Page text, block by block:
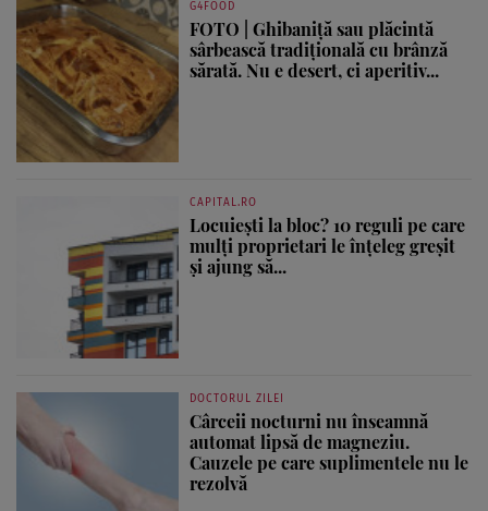
G4FOOD
FOTO | Ghibaniță sau plăcintă
sârbească tradițională cu brânză
sărată. Nu e desert, ci aperitiv...
CAPITAL.RO
Locuiești la bloc? 10 reguli pe care
mulți proprietari le înțeleg greșit
și ajung să...
DOCTORUL ZILEI
Cârceii nocturni nu înseamnă
automat lipsă de magneziu.
Cauzele pe care suplimentele nu le
rezolvă